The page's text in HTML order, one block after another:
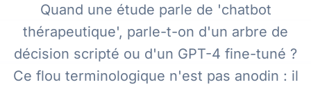
Quand une étude parle de 'chatbot
thérapeutique', parle-t-on d'un arbre de
décision scripté ou d'un GPT-4 fine-tuné ?
Ce flou terminologique n'est pas anodin : il